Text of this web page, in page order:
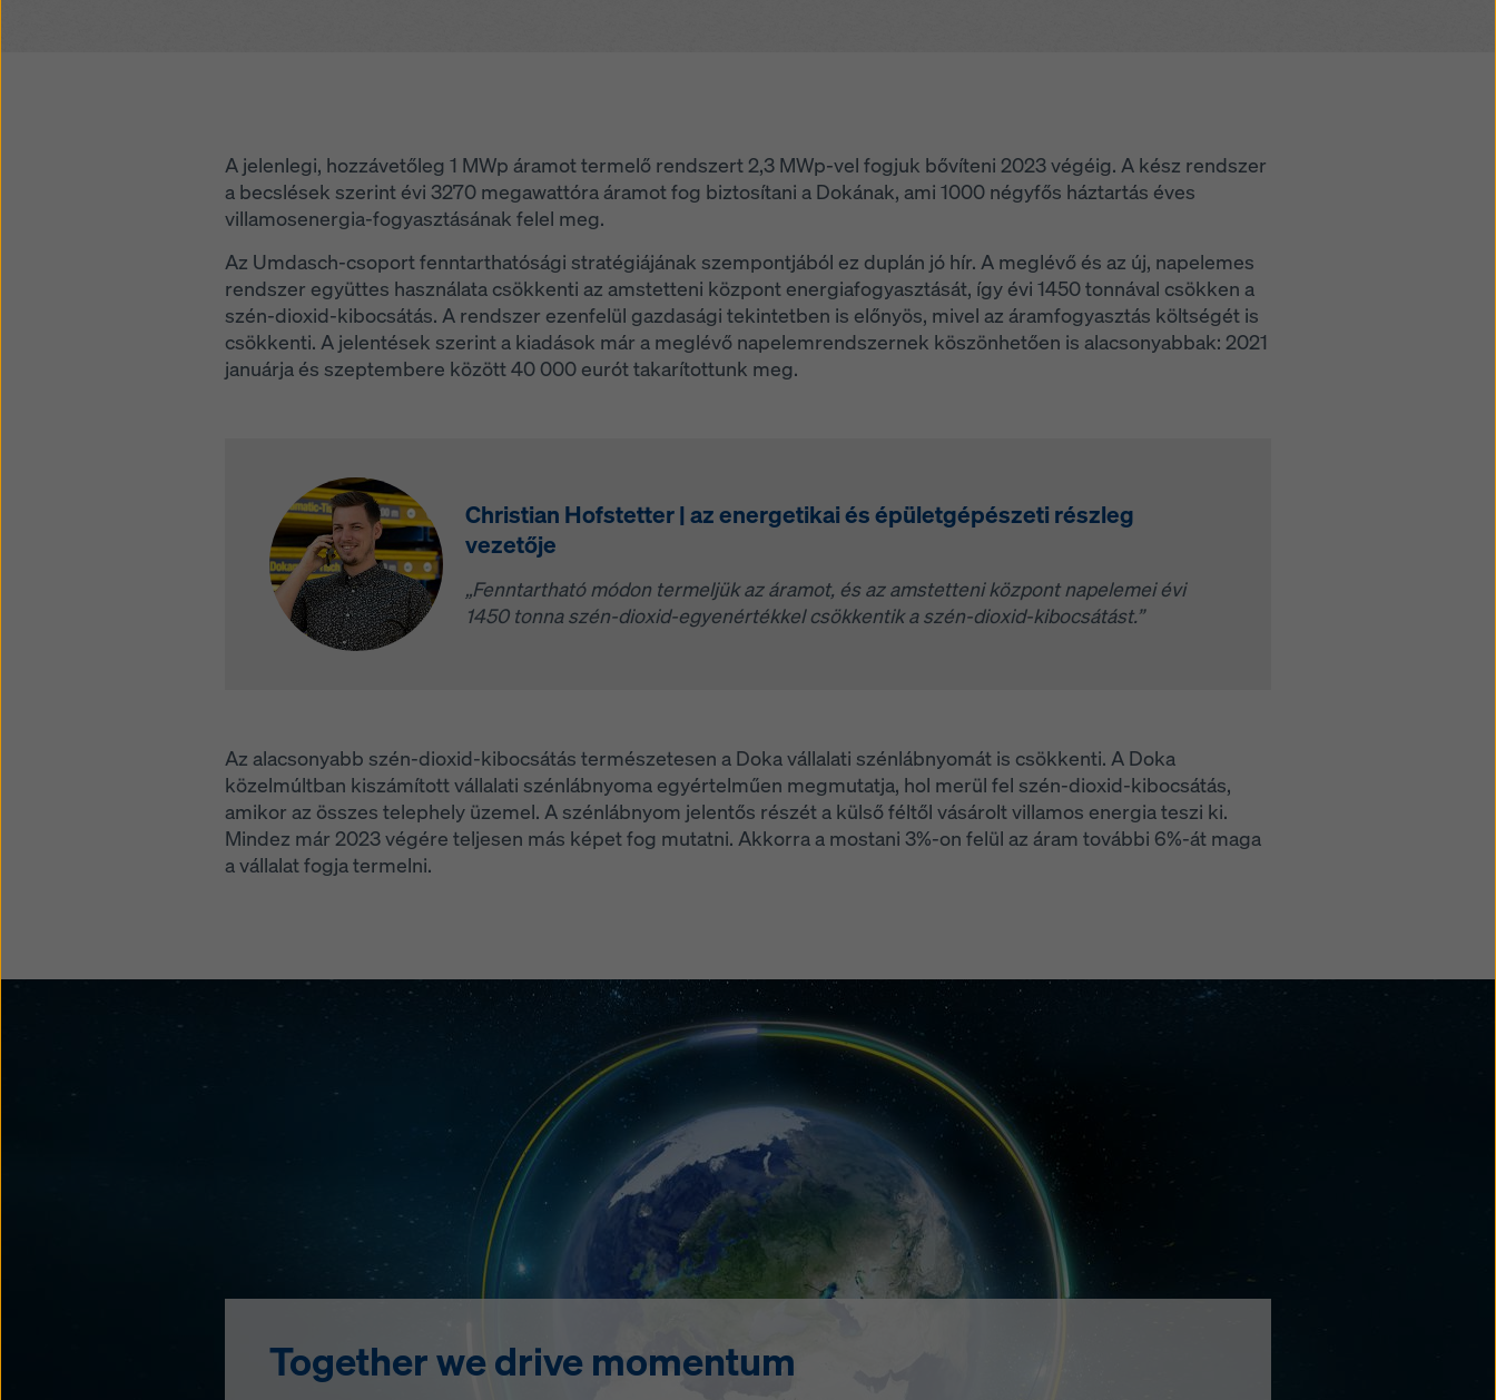
A jelenlegi, hozzávetőleg 1 MWp áramot termelő rendszert 2,3 MWp-vel fogjuk bővíteni 2023 végéig. A kész rendszer
a becslések szerint évi 3270 megawattóra áramot fog biztosítani a Dokának, ami 1000 négyfős háztartás éves
villamosenergia-fogyasztásának felel meg.
Az Umdasch-csoport fenntarthatósági stratégiájának szempontjából ez duplán jó hír. A meglévő és az új, napelemes
rendszer együttes használata csökkenti az amstetteni központ energiafogyasztását, így évi 1450 tonnával csökken a
szén-dioxid-kibocsátás. A rendszer ezenfelül gazdasági tekintetben is előnyös, mivel az áramfogyasztás költségét is
csökkenti. A jelentések szerint a kiadások már a meglévő napelemrendszernek köszönhetően is alacsonyabbak: 2021
januárja és szeptembere között 40 000 eurót takarítottunk meg.
Christian Hofstetter | az energetikai és épületgépészeti részleg
vezetője
„Fenntartható módon termeljük az áramot, és az amstetteni központ napelemei évi
1450 tonna szén-dioxid-egyenértékkel csökkentik a szén-dioxid-kibocsátást.”
Az alacsonyabb szén-dioxid-kibocsátás természetesen a Doka vállalati szénlábnyomát is csökkenti. A Doka
közelmúltban kiszámított vállalati szénlábnyoma egyértelműen megmutatja, hol merül fel szén-dioxid-kibocsátás,
amikor az összes telephely üzemel. A szénlábnyom jelentős részét a külső féltől vásárolt villamos energia teszi ki.
Mindez már 2023 végére teljesen más képet fog mutatni. Akkorra a mostani 3%-on felül az áram további 6%-át maga
a vállalat fogja termelni.
Together we drive momentum